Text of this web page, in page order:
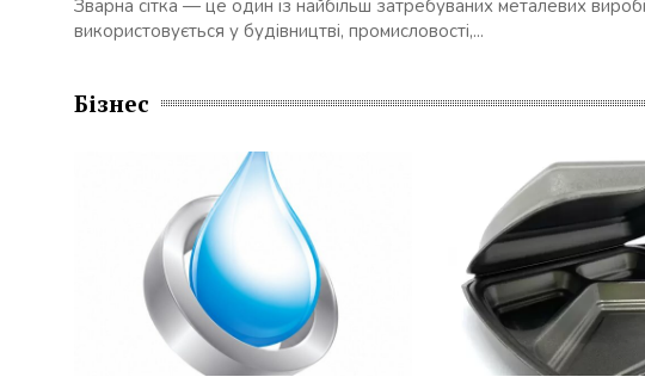
Зварна сітка — це один із найбільш затребуваних металевих
використовується у будівництві, промисловості,...
Бізнес